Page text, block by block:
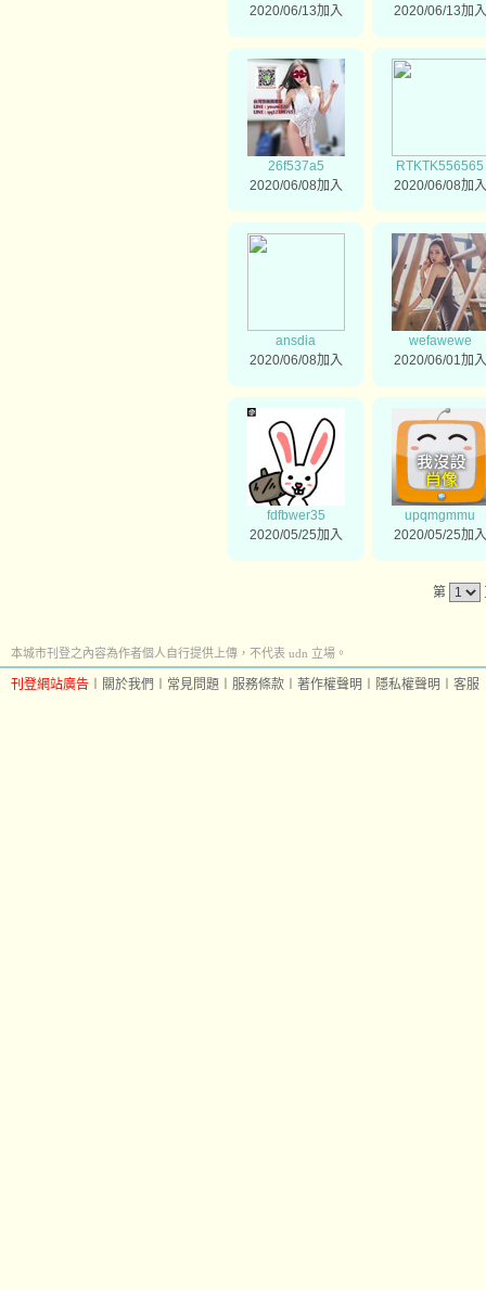
2020/06/13加入
2020/06/13加入
26f537a5
2020/06/08加入
RTKTK556565
2020/06/08加入
ansdia
2020/06/08加入
wefawewe
2020/06/01加入
fdfbwer35
2020/05/25加入
upqmgmmu
2020/05/25加入
第
本城市刊登之內容為作者個人自行提供上傳，不代表 udn 立場。
刊登網站廣告 關於我們 常見問題 服務條款 著作權聲明 隱私權聲明 客服